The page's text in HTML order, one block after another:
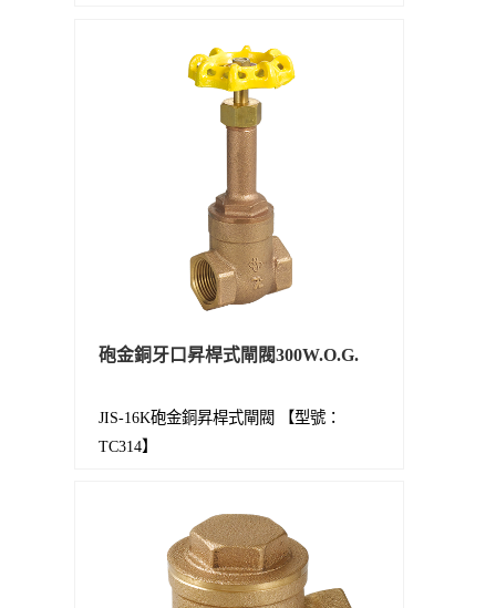
砲金銅牙口昇桿式閘閥300W.O.G.
JIS-16K砲金銅昇桿式閘閥 【型號：
TC314】